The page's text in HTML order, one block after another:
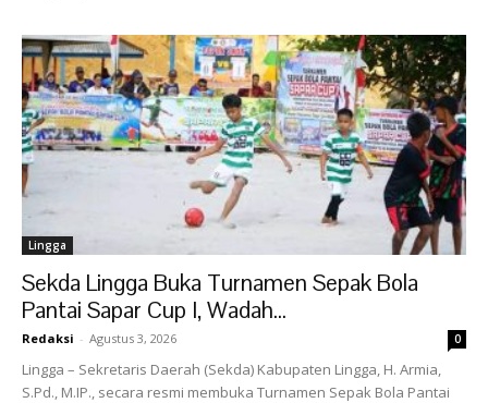
Lingga
Sekda Lingga Buka Turnamen Sepak Bola
Pantai Sapar Cup I, Wadah...
Redaksi - Agustus 3, 2026 0
Lingga – Sekretaris Daerah (Sekda) Kabupaten Lingga, H. Armia,
S.Pd., M.IP., secara resmi membuka Turnamen Sepak Bola Pantai